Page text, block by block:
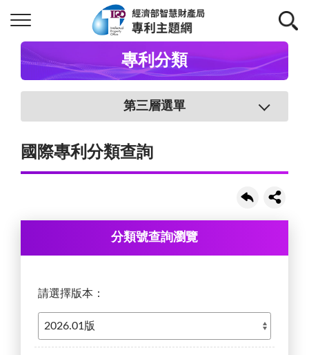
專利分類
第三層選單
國際專利分類查詢
分類號查詢瀏覽
請選擇版本：